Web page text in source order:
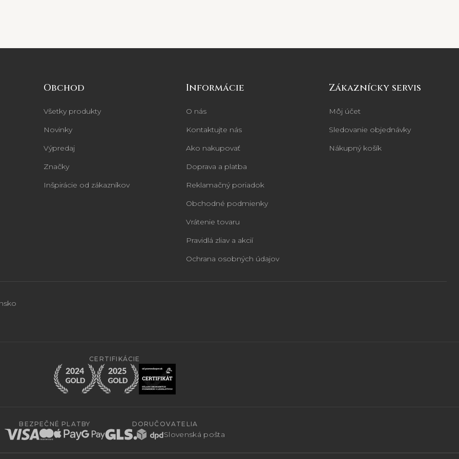
Obchod
Všetky produkty
Novinky
Výpredaj
Značky
Inšpirácie od zákazníkov
Informácie
O nás
Kontaktujte nás
Ako nakupovať
Doprava a platba
Reklamačný poriadok
Obchodné podmienky
Vrátenie tovaru
Pravidlá zliav a akcií
Ochrana osobných údajov
Zákaznícky servis
Môj účet
Sledovanie objednávky
Nákupný košík
CERTIFIKÁCIE
BEZPEČNÉ PLATBY DORUČOVATELIA
Slovenská pošta